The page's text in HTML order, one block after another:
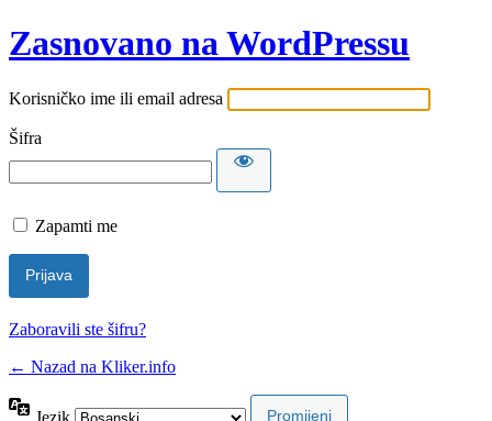
Zasnovano na WordPressu
Korisničko ime ili email adresa
Šifra
Zapamti me
Zaboravili ste šifru?
← Nazad na Kliker.info
Jezik